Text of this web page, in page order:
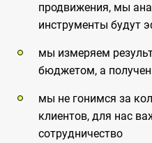
продвижения, мы
инструменты будут
мы измеряем
бюджетом, а
мы не гонимся за
клиентов, для нас
сотрудничество